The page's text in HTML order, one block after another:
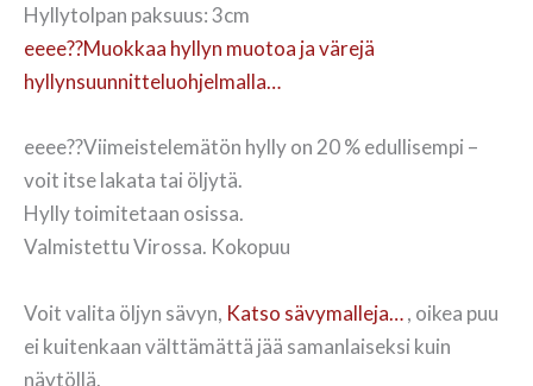
Hyllytolpan paksuus: 3cm
eeee??Muokkaa hyllyn muotoa ja värejä
hyllynsuunnitteluohjelmalla…
eeee??Viimeistelemätön hylly on 20 % edullisempi –
voit itse lakata tai öljytä.
Hylly toimitetaan osissa.
Valmistettu Virossa. Kokopuu
Voit valita öljyn sävyn, Katso sävymalleja…, oikea puu
ei kuitenkaan välttämättä jää samanlaiseksi kuin
näytöllä.